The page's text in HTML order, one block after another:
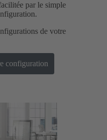
par le simple
de votre
configuration